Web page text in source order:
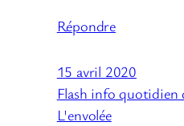
Répondre
15 avril 2020
Flash info
L'envolée